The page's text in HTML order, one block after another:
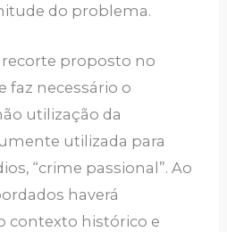
do problema.
proposto no
faz necessário o
utilização da
utilizada para
“crime passional”. Ao
haverá
contexto histórico e